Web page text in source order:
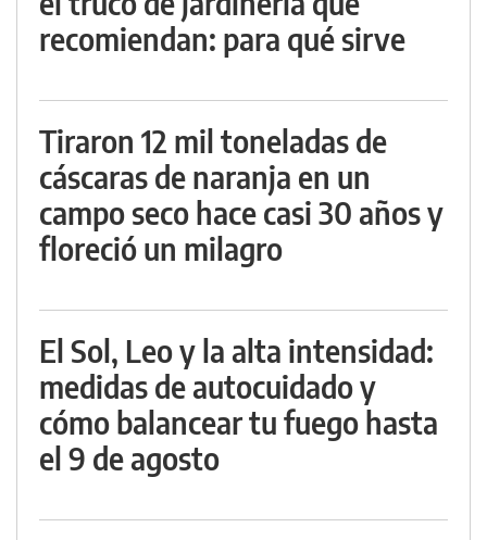
recomiendan: para qué sirve
Tiraron 12 mil toneladas de
cáscaras de naranja en un
campo seco hace casi 30 años y
floreció un milagro
El Sol, Leo y la alta intensidad:
medidas de autocuidado y
cómo balancear tu fuego hasta
el 9 de agosto